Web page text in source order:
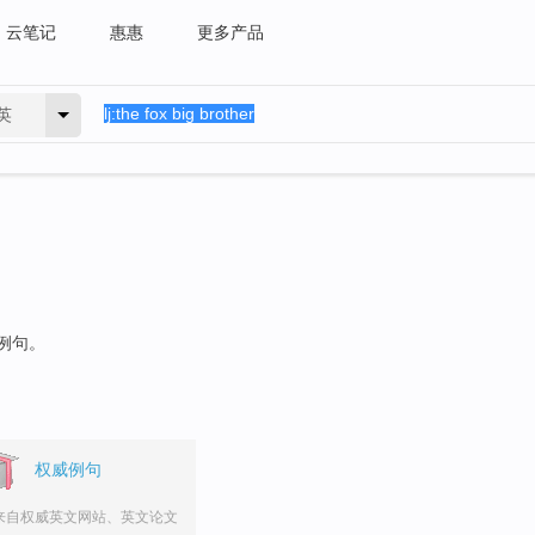
云笔记 惠惠 更多产品
句。
权威例句
自权威英文网站、英文论文